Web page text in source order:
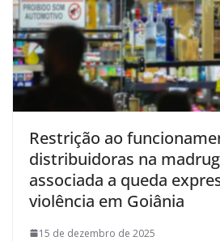
Restrição ao
distribuidoras na
associada a queda
violência em Goiânia
15 de dezembro de 2025